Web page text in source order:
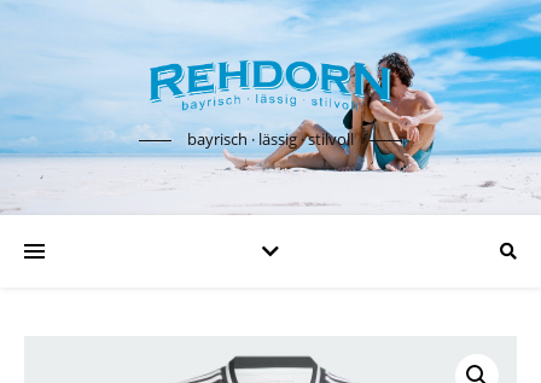
bayrisch · lässig · stilvoll